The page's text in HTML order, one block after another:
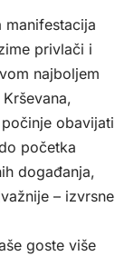
manifestacija
privlači i
najboljem
obavijati
početka
događanja,
– izvrsne
goste više